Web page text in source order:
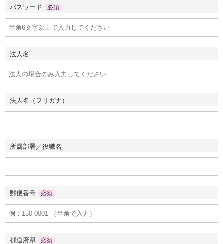
パスワード 必須
法人名
法人名（フリガナ）
所属部署／役職名
郵便番号 必須
都道府県 必須